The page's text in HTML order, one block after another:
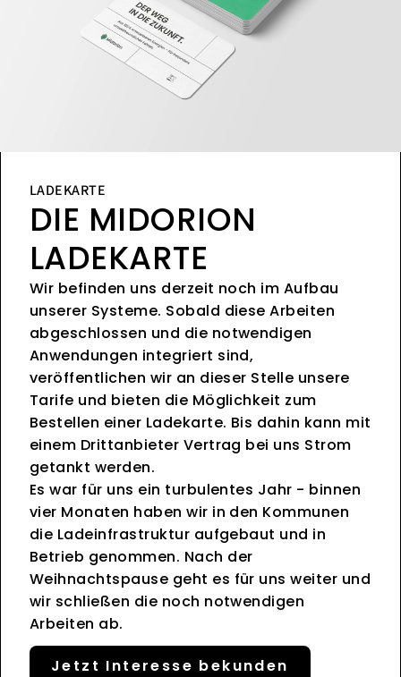
LADEKARTE
DIE MIDORION
LADEKARTE
Wir befinden uns derzeit noch im Aufbau
unserer Systeme. Sobald diese Arbeiten
abgeschlossen und die notwendigen
Anwendungen integriert sind,
veröffentlichen wir an dieser Stelle unsere
Tarife und bieten die Möglichkeit zum
Bestellen einer Ladekarte. Bis dahin kann mit
einem Drittanbieter Vertrag bei uns Strom
getankt werden.
Es war für uns ein turbulentes Jahr - binnen
vier Monaten haben wir in den Kommunen
die Ladeinfrastruktur aufgebaut und in
Betrieb genommen. Nach der
Weihnachtspause geht es für uns weiter und
wir schließen die noch notwendigen
Arbeiten ab.
Jetzt Interesse bekunden